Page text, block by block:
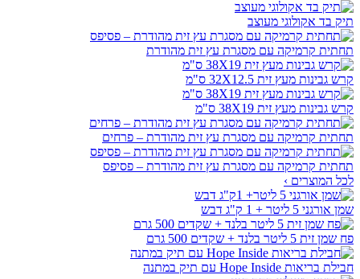
תיק בד אקולוגי מעוצב
תחתית קרמיקה עם מסגרת עץ זית מהודרת
קרש גבינות מעץ זית 32X12.5 ס"מ
קרש גבינות מעץ זית 38X19 ס"מ
תחתית קרמיקה עם מסגרת עץ זית מהודרת – פרחים
תחתית קרמיקה עם מסגרת עץ זית מהודרת – פסיפס
לכל המוצרים ›
שמן אורגני 5 ליטר + 1 ק"ג דבש
פח שמן זית 5 ליטר בלנד + שקדים 500 גרם
חבילת בריאות Hope Inside עם תיק במתנה